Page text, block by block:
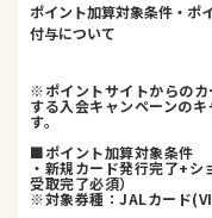
ポイント加算対象条件・ポ
付与について
※ポイントサイトからの
する入会キャンペーンの
す。
■ポイント加算対象条件
・新規カード発行完了+
受取完了必須）
※対象券種：JALカード